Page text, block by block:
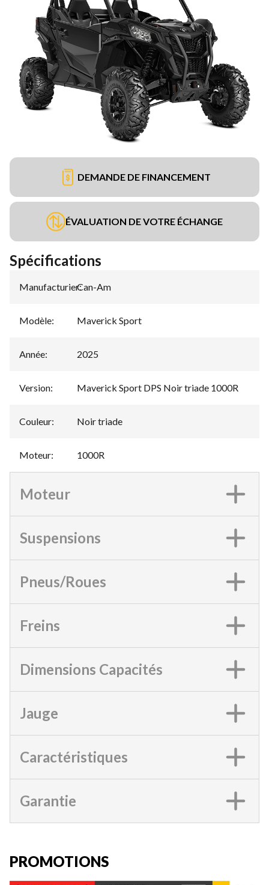
DEMANDE DE FINANCEMENT
ÉVALUATION DE VOTRE ÉCHANGE
Spécifications
Manufacturier:
Can-Am
Modèle: Maverick Sport
Année: 2025
Version: Maverick Sport DPS Noir triade 1000R
Couleur: Noir triade
Moteur: 1000R
Moteur
Suspensions
Pneus/Roues
Freins
Dimensions Capacités
Jauge
Caractéristiques
Garantie
PROMOTIONS